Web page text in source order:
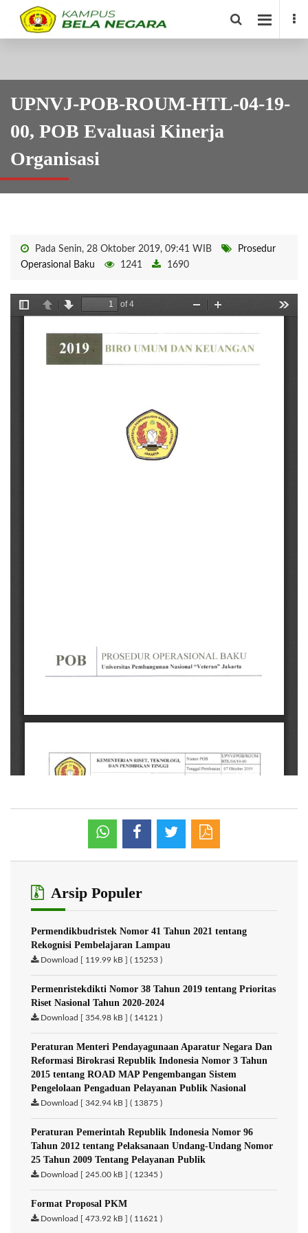
UPNVJ-POB-ROUM-HTL-04-19-
00, POB Evaluasi Kinerja
Organisasi
Pada Senin, 28 Oktober 2019, 09:41 WIB
Prosedur
Operasional Baku
1241 1690
Arsip Populer
Permendikbudristek Nomor 41 Tahun 2021 tentang
Rekognisi Pembelajaran Lampau
Download [ 119.99 kB ] ( 15253 )
Permenristekdikti Nomor 38 Tahun 2019 tentang Prioritas
Riset Nasional Tahun 2020-2024
Download [ 354.98 kB ] ( 14121 )
Peraturan Menteri Pendayagunaan Aparatur Negara Dan
Reformasi Birokrasi Republik Indonesia Nomor 3 Tahun
2015 tentang ROAD MAP Pengembangan Sistem
Pengelolaan Pengaduan Pelayanan Publik Nasional
Download [ 342.94 kB ] ( 13875 )
Peraturan Pemerintah Republik Indonesia Nomor 96
Tahun 2012 tentang Pelaksanaan Undang-Undang Nomor
25 Tahun 2009 Tentang Pelayanan Publik
Download [ 245.00 kB ] ( 12345 )
Format Proposal PKM
Download [ 473.92 kB ] ( 11621 )